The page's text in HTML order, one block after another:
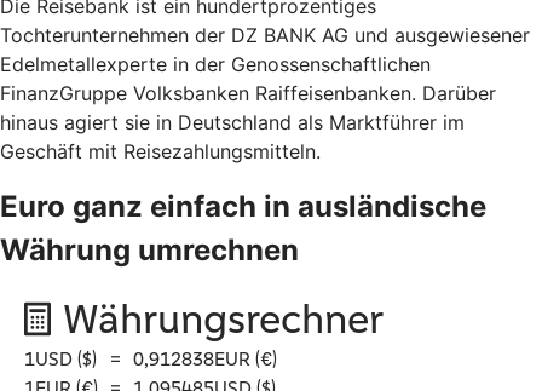
Die Reisebank ist ein hundertprozentiges
Tochterunternehmen der DZ BANK AG und ausgewiesener
Edelmetallexperte in der Genossenschaftlichen
FinanzGruppe Volksbanken Raiffeisenbanken. Darüber
hinaus agiert sie in Deutschland als Marktführer im
Geschäft mit Reisezahlungsmitteln.
Euro ganz einfach in ausländische
Währung umrechnen